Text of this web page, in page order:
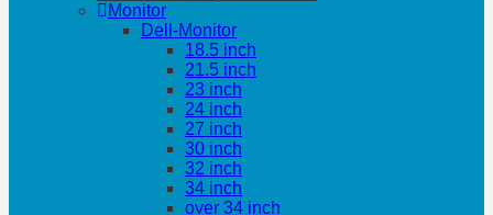
Monitor
Dell-Monitor
18.5 inch
21.5 inch
23 inch
24 inch
27 inch
30 inch
32 inch
34 inch
over 34 inch